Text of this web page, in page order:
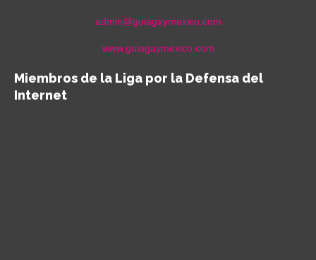
admin@guiagaymexico.com
www.guiagaymexico.com
Miembros de la Liga por la Defensa del
Internet